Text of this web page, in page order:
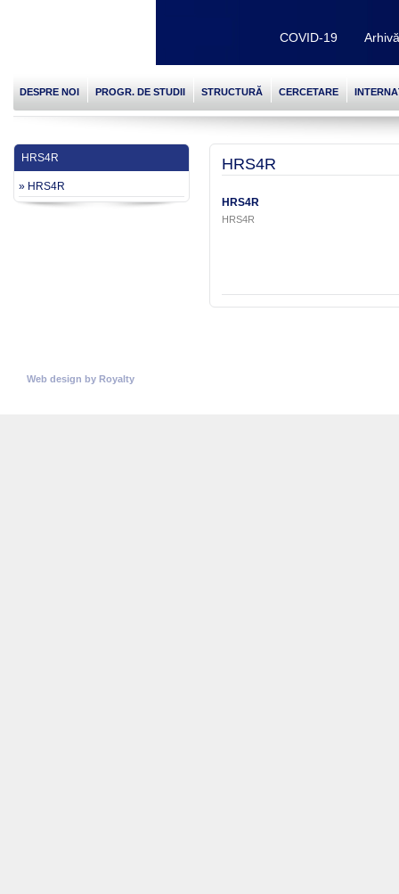
COVID-19
DESPRE NOI PROGR. DE STUDII STRUCTURĂ CERCETARE
HRS4R
» HRS4R
HRS4R
HRS4R
HRS4R
Web design by Royalty